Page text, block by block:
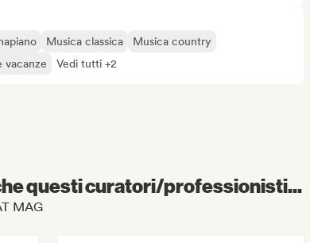
Musica classica
Musica country
vacanze Vedi tutti +2
questi curatori/professionisti...
MAG